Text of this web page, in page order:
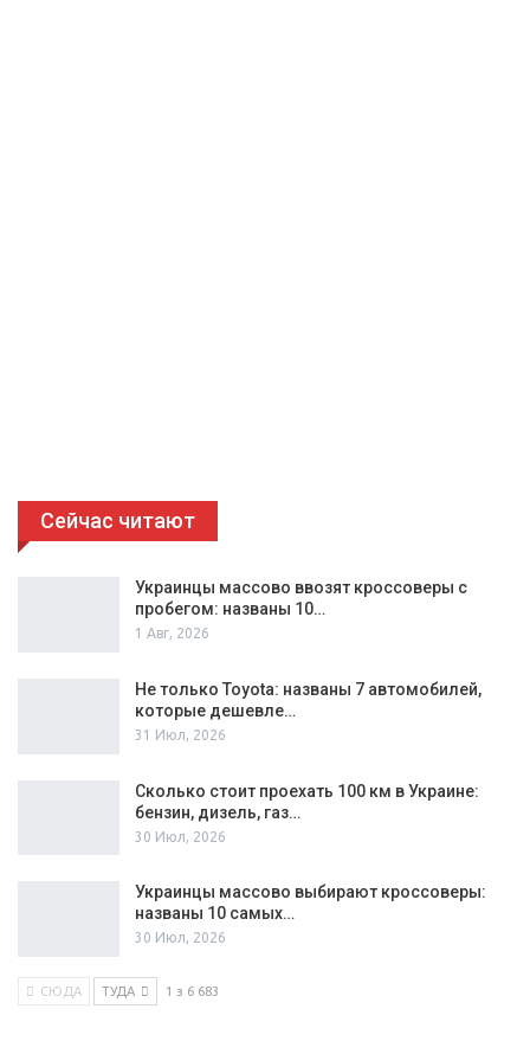
Сейчас читают
Украинцы массово ввозят кроссоверы с
пробегом: названы 10…
1 Авг, 2026
Не только Toyota: названы 7 автомобилей,
которые дешевле…
31 Июл, 2026
Сколько стоит проехать 100 км в Украине:
бензин, дизель, газ…
30 Июл, 2026
Украинцы массово выбирают кроссоверы:
названы 10 самых…
30 Июл, 2026
СЮДА ТУДА 1 з 6 683